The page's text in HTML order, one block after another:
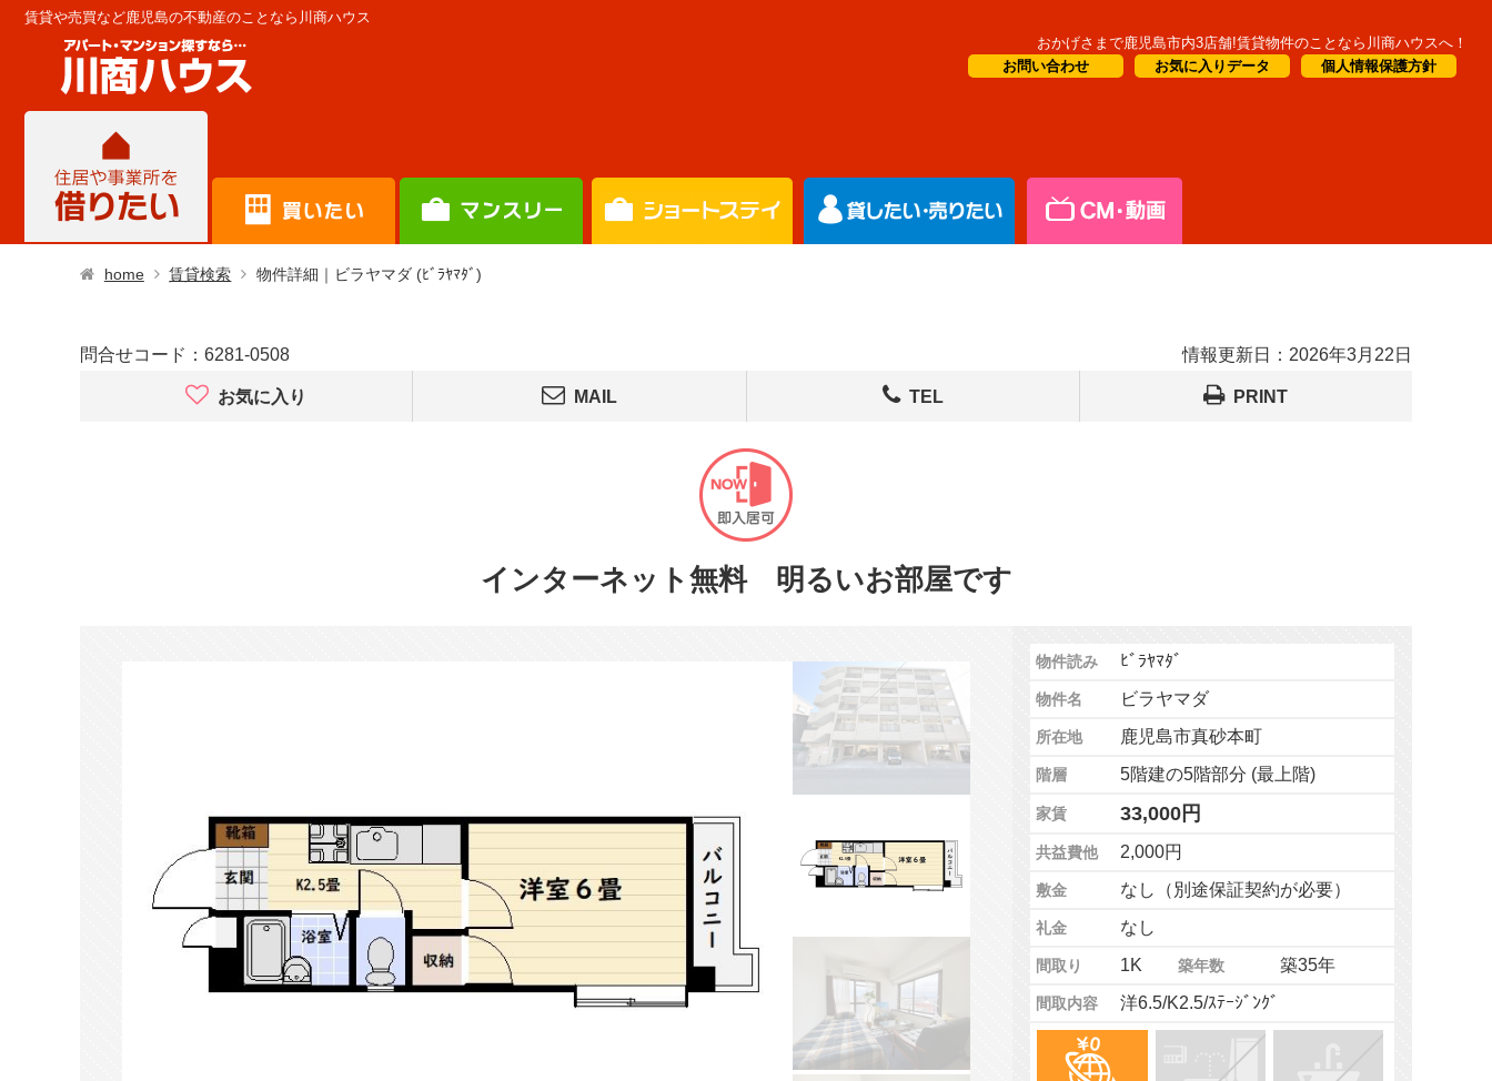
賃貸や売買など鹿児島の不動産のことなら川商ハウス
おかげさまで鹿児島市内3店舗!賃貸物件のことなら川商ハウスへ！
個人情報保護方針
お気に入りデータ
お問い合わせ
home 賃貸検索 物件詳細｜ビラヤマダ (ﾋﾞﾗﾔﾏﾀﾞ)
問合せコード： 6281-0508 情報更新日： 2026年3月22日
お気に入り MAIL TEL PRINT
インターネット無料 明るいお部屋です
物件読み ﾋﾞﾗﾔﾏﾀﾞ
物件名 ビラヤマダ
所在地 鹿児島市真砂本町
階層 5階建の5階部分 (最上階)
家賃 33,000円
共益費他 2,000円
敷金 なし（別途保証契約が必要）
礼金 なし
間取り 1K 築年数 築35年
間取内容 洋6.5/K2.5/ｽﾃｰｼﾞﾝｸﾞ